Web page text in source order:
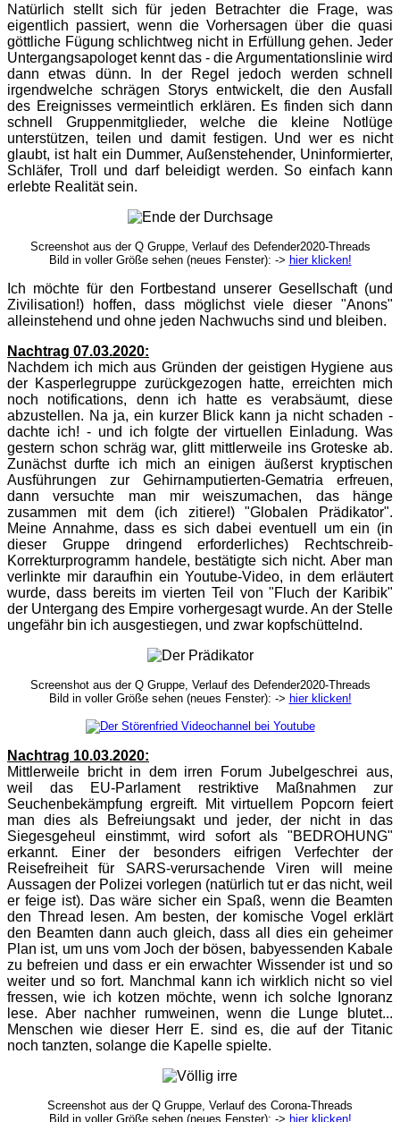
Natürlich stellt sich für jeden Betrachter die Frage, was
eigentlich passiert, wenn die Vorhersagen über die quasi
göttliche Fügung schlichtweg nicht in Erfüllung gehen. Jeder
Untergangsapologet kennt das - die Argumentationslinie wird
dann etwas dünn. In der Regel jedoch werden schnell
irgendwelche schrägen Storys entwickelt, die den Ausfall
des Ereignisses vermeintlich erklären. Es finden sich dann
schnell Gruppenmitglieder, welche die kleine Notlüge
unterstützen, teilen und damit festigen. Und wer es nicht
glaubt, ist halt ein Dummer, Außenstehender, Uninformierter,
Schläfer, Troll und darf beleidigt werden. So einfach kann
erlebte Realität sein.
Screenshot aus der Q Gruppe, Verlauf des Defender2020-Threads
Bild in voller Größe sehen (neues Fenster): -> hier klicken!
Ich möchte für den Fortbestand unserer Gesellschaft (und
Zivilisation!) hoffen, dass möglichst viele dieser "Anons"
alleinstehend und ohne jeden Nachwuchs sind und bleiben.
Nachtrag 07.03.2020:
Nachdem ich mich aus Gründen der geistigen Hygiene aus
der Kasperlegruppe zurückgezogen hatte, erreichten mich
noch notifications, denn ich hatte es verabsäumt, diese
abzustellen. Na ja, ein kurzer Blick kann ja nicht schaden -
dachte ich! - und ich folgte der virtuellen Einladung. Was
gestern schon schräg war, glitt mittlerweile ins Groteske ab.
Zunächst durfte ich mich an einigen äußerst kryptischen
Ausführungen zur Gehirnamputierten-Gematria erfreuen,
dann versuchte man mir weiszumachen, das hänge
zusammen mit dem (ich zitiere!) "Globalen Prädikator".
Meine Annahme, dass es sich dabei eventuell um ein (in
dieser Gruppe dringend erforderliches) Rechtschreib-
Korrekturprogramm handele, bestätigte sich nicht. Aber man
verlinkte mir daraufhin ein Youtube-Video, in dem erläutert
wurde, dass bereits im vierten Teil von "Fluch der Karibik"
der Untergang des Empire vorhergesagt wurde. An der Stelle
ungefähr bin ich ausgestiegen, und zwar kopfschüttelnd.
Screenshot aus der Q Gruppe, Verlauf des Defender2020-Threads
Bild in voller Größe sehen (neues Fenster): -> hier klicken!
Nachtrag 10.03.2020:
Mittlerweile bricht in dem irren Forum Jubelgeschrei aus,
weil das EU-Parlament restriktive Maßnahmen zur
Seuchenbekämpfung ergreift. Mit virtuellem Popcorn feiert
man dies als Befreiungsakt und jeder, der nicht in das
Siegesgeheul einstimmt, wird sofort als "BEDROHUNG"
erkannt. Einer der besonders eifrigen Verfechter der
Reisefreiheit für SARS-verursachende Viren will meine
Aussagen der Polizei vorlegen (natürlich tut er das nicht, weil
er feige ist). Das wäre sicher ein Spaß, wenn die Beamten
den Thread lesen. Am besten, der komische Vogel erklärt
den Beamten dann auch gleich, dass all dies ein geheimer
Plan ist, um uns vom Joch der bösen, babyessenden Kabale
zu befreien und dass er ein erwachter Wissender ist und so
weiter und so fort. Manchmal kann ich wirklich nicht so viel
fressen, wie ich kotzen möchte, wenn ich solche Ignoranz
lese. Aber nachher rumweinen, wenn die Lunge blutet...
Menschen wie dieser Herr E. sind es, die auf der Titanic
noch tanzten, solange die Kapelle spielte.
Screenshot aus der Q Gruppe, Verlauf des Corona-Threads
Bild in voller Größe sehen (neues Fenster): -> hier klicken!